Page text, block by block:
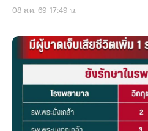
08 ส.ค. 69 17:49 น.